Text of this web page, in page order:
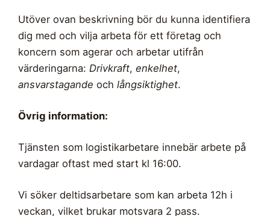
Utöver ovan beskrivning bör du kunna identifiera
dig med och vilja arbeta för ett företag och
koncern som agerar och arbetar utifrån
värderingarna: Drivkraft, enkelhet,
ansvarstagande och långsiktighet.
Övrig information:
Tjänsten som logistikarbetare innebär arbete på
vardagar oftast med start kl 16:00.
Vi söker deltidsarbetare som kan arbeta 12h i
veckan, vilket brukar motsvara 2 pass.